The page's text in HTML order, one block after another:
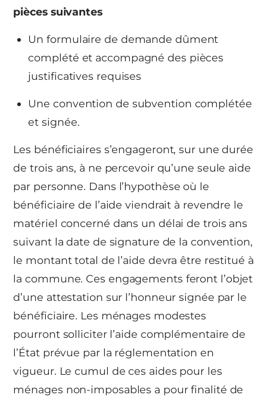
pièces suivantes
Un formulaire de demande dûment
complété et accompagné des pièces
justificatives requises
Une convention de subvention complétée
et signée.
Les bénéficiaires s’engageront, sur une durée
de trois ans, à ne percevoir qu’une seule aide
par personne. Dans l’hypothèse où le
bénéficiaire de l’aide viendrait à revendre le
matériel concerné dans un délai de trois ans
suivant la date de signature de la convention,
le montant total de l’aide devra être restitué à
la commune. Ces engagements feront l’objet
d’une attestation sur l’honneur signée par le
bénéficiaire. Les ménages modestes
pourront solliciter l’aide complémentaire de
l’État prévue par la réglementation en
vigueur. Le cumul de ces aides pour les
ménages non-imposables a pour finalité de